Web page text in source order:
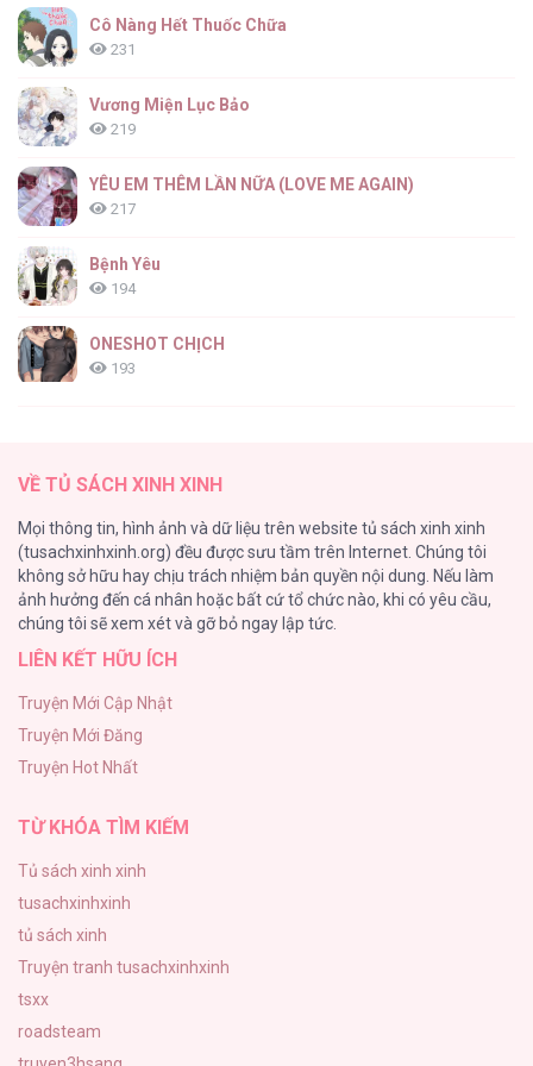
Cô Nàng Hết Thuốc Chữa
231
Vương Miện Lục Bảo
219
YÊU EM THÊM LẦN NỮA (LOVE ME AGAIN)
217
Bệnh Yêu
194
ONESHOT CHỊCH
193
184
Cuộc Sống Sung Sướng Trong Tù
140
Đứa Nhỏ Không Phải Là Con Anh
Mùa Xuân Hoa Nở
104
VỀ TỦ SÁCH XINH XINH
Mọi thông tin, hình ảnh và dữ liệu trên website tủ sách xinh xinh
(tusachxinhxinh.org) đều được sưu tầm trên Internet. Chúng tôi
không sở hữu hay chịu trách nhiệm bản quyền nội dung. Nếu làm
ảnh hưởng đến cá nhân hoặc bất cứ tổ chức nào, khi có yêu cầu,
chúng tôi sẽ xem xét và gỡ bỏ ngay lập tức.
LIÊN KẾT HỮU ÍCH
Truyện Mới Cập Nhật
Truyện Mới Đăng
Truyện Hot Nhất
TỪ KHÓA TÌM KIẾM
Tủ sách xinh xinh
tusachxinhxinh
tủ sách xinh
Truyện tranh tusachxinhxinh
tsxx
roadsteam